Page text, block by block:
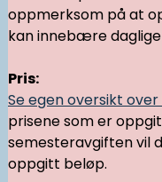
oppmerksom på at
kan innebære
Pris:
Se egen oversikt
prisene som er
semesteravgiften vil
oppgitt beløp.